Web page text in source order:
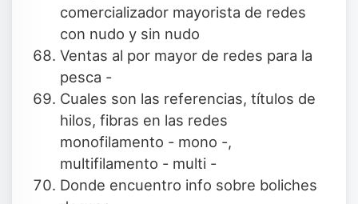
comercializador mayorista de redes
con nudo y sin nudo
Ventas al por mayor de redes para la
pesca -
Cuales son las referencias, títulos de
hilos, fibras en las redes
monofilamento - mono -,
multifilamento - multi -
Donde encuentro info sobre boliches